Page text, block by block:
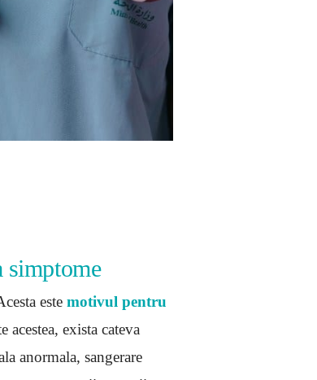
simptome
este motivul pentru
acestea, exista cateva
anormala, sangerare